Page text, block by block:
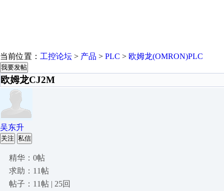
当前位置： 工控论坛 > 产品 > PLC > 欧姆龙(OMRON)PLC
我要发帖
欧姆龙CJ2M
吴东升
关注 私信
精华：0帖
求助：11帖
帖子：11帖 | 25回